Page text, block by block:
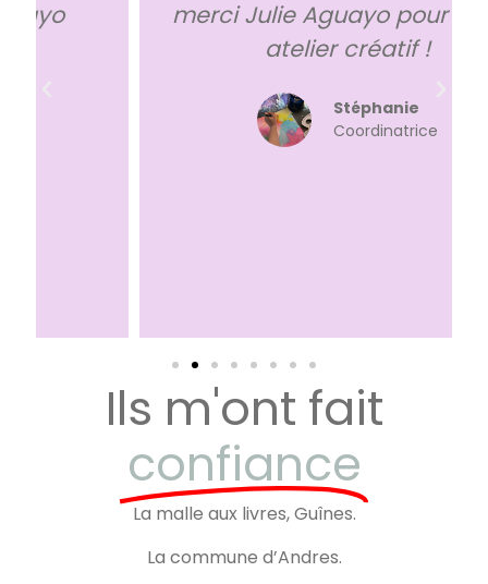
merci Julie Aguayo pour ce bel
atelier créatif !
Stéphanie
Coordinatrice
Ils m'ont fait
confiance
La malle aux livres, Guînes.
La commune d’Andres.